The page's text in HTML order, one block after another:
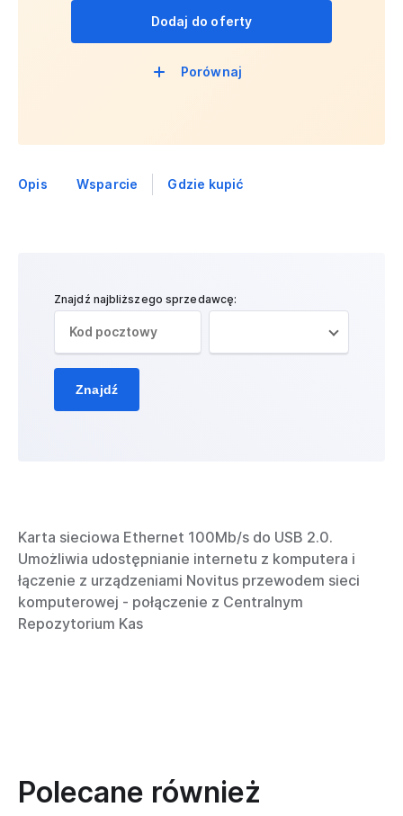
Dodaj do oferty
Porównaj
Opis Wsparcie Gdzie kupić
Znajdź najbliższego sprzedawcę:
Znajdź
Karta sieciowa Ethernet 100Mb/s do USB 2.0.
Umożliwia udostępnianie internetu z komputera i
łączenie z urządzeniami Novitus przewodem sieci
komputerowej - połączenie z Centralnym
Repozytorium Kas
Polecane również